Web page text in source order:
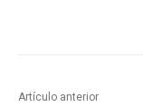
Artículo anterior